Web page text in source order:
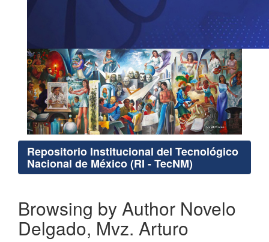
Repositorio Institucional del Tecnológico
Nacional de México (RI - TecNM)
Browsing by Author Novelo
Delgado, Mvz. Arturo